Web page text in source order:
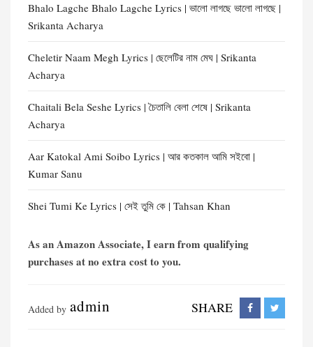
Bhalo Lagche Bhalo Lagche Lyrics | ভালো লাগছে ভালো লাগছে |
Srikanta Acharya
Cheletir Naam Megh Lyrics | ছেলেটির নাম মেঘ | Srikanta
Acharya
Chaitali Bela Seshe Lyrics | চৈতালি বেলা শেষে | Srikanta
Acharya
Aar Katokal Ami Soibo Lyrics | আর কতকাল আমি সইবো |
Kumar Sanu
Shei Tumi Ke Lyrics | সেই তুমি কে | Tahsan Khan
As an Amazon Associate, I earn from qualifying
purchases at no extra cost to you.
Added by admin SHARE